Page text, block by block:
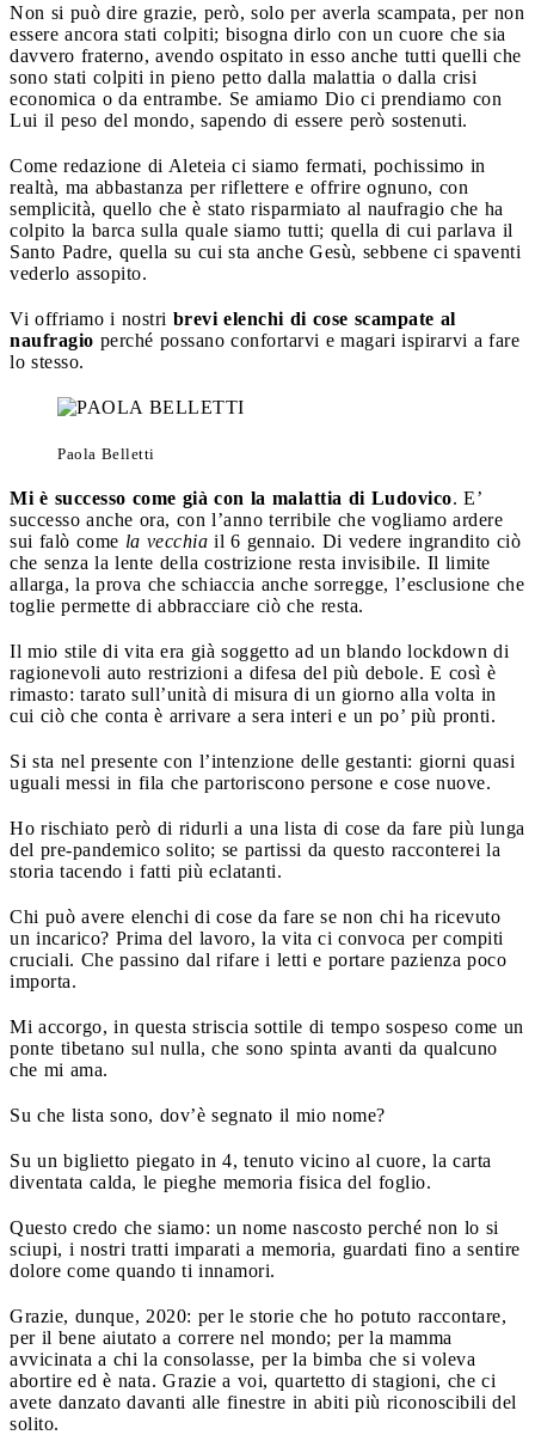
Non si può dire grazie, però, solo per averla scampata, per non
essere ancora stati colpiti; bisogna dirlo con un cuore che sia
davvero fraterno, avendo ospitato in esso anche tutti quelli che
sono stati colpiti in pieno petto dalla malattia o dalla crisi
economica o da entrambe. Se amiamo Dio ci prendiamo con
Lui il peso del mondo, sapendo di essere però sostenuti.
Come redazione di Aleteia ci siamo fermati, pochissimo in
realtà, ma abbastanza per riflettere e offrire ognuno, con
semplicità, quello che è stato risparmiato al naufragio che ha
colpito la barca sulla quale siamo tutti; quella di cui parlava il
Santo Padre, quella su cui sta anche Gesù, sebbene ci spaventi
vederlo assopito.
Vi offriamo i nostri brevi elenchi di cose scampate al
naufragio perché possano confortarvi e magari ispirarvi a fare
lo stesso.
Paola Belletti
Mi è successo come già con la malattia di Ludovico. E’
successo anche ora, con l’anno terribile che vogliamo ardere
sui falò come la vecchia il 6 gennaio. Di vedere ingrandito ciò
che senza la lente della costrizione resta invisibile. Il limite
allarga, la prova che schiaccia anche sorregge, l’esclusione che
toglie permette di abbracciare ciò che resta.
Il mio stile di vita era già soggetto ad un blando lockdown di
ragionevoli auto restrizioni a difesa del più debole. E così è
rimasto: tarato sull’unità di misura di un giorno alla volta in
cui ciò che conta è arrivare a sera interi e un po’ più pronti.
Si sta nel presente con l’intenzione delle gestanti: giorni quasi
uguali messi in fila che partoriscono persone e cose nuove.
Ho rischiato però di ridurli a una lista di cose da fare più lunga
del pre-pandemico solito; se partissi da questo racconterei la
storia tacendo i fatti più eclatanti.
Chi può avere elenchi di cose da fare se non chi ha ricevuto
un incarico? Prima del lavoro, la vita ci convoca per compiti
cruciali. Che passino dal rifare i letti e portare pazienza poco
importa.
Mi accorgo, in questa striscia sottile di tempo sospeso come un
ponte tibetano sul nulla, che sono spinta avanti da qualcuno
che mi ama.
Su che lista sono, dov’è segnato il mio nome?
Su un biglietto piegato in 4, tenuto vicino al cuore, la carta
diventata calda, le pieghe memoria fisica del foglio.
Questo credo che siamo: un nome nascosto perché non lo si
sciupi, i nostri tratti imparati a memoria, guardati fino a sentire
dolore come quando ti innamori.
Grazie, dunque, 2020: per le storie che ho potuto raccontare,
per il bene aiutato a correre nel mondo; per la mamma
avvicinata a chi la consolasse, per la bimba che si voleva
abortire ed è nata. Grazie a voi, quartetto di stagioni, che ci
avete danzato davanti alle finestre in abiti più riconoscibili del
solito.